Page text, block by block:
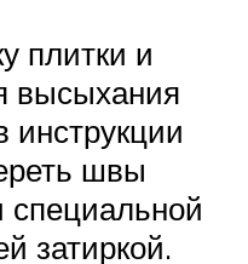
плитки и
высыхания
инструкции
швы
затиркой.